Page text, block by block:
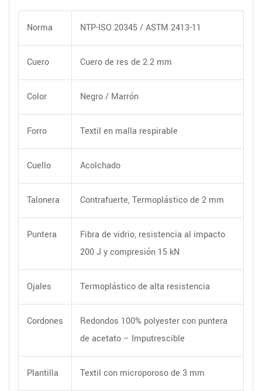
Norma NTP-ISO 20345 / ASTM 2413-11
Cuero Cuero de res de 2.2 mm
Color Negro / Marrón
Forro Textil en malla respirable
Cuello Acolchado
Talonera Contrafuerte, Termoplástico de 2 mm
Puntera
Fibra de vidrio, resistencia al impacto
200 J y compresión 15 kN
Ojales Termoplástico de alta resistencia
Cordones
Redondos 100% polyester con puntera
de acetato – Imputrescible
Plantilla Textil con microporoso de 3 mm